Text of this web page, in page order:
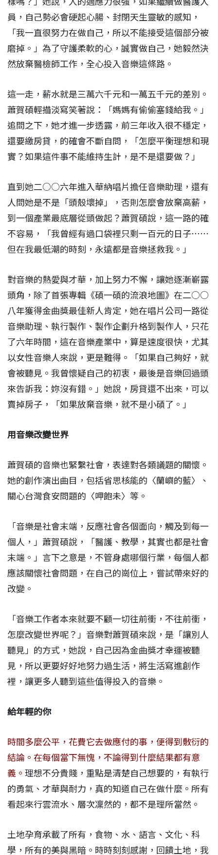
員，自己勢必會硬起心腸、封閉天生靈敏的感知，
「我一直很努力在做自己，所以不能接受這個部分被
磨掉。」為了守護柔軟的心，誠實做自己，她毅然決
然放棄醫檢師工作，全心投入音樂這條路。
這一走，薪水就是三萬六千元和一萬五千元的差別。
蕭賀碩輕描淡寫笑著說：「媽媽有偷偷塞錢給我。」
追問之下，她才進一步透露，前三年收入很不穩定，
還要繳房貸，的確會不斷自問，「怎麼平衡理想和現
實？如果這件事不能維持生計，是不是還要做？」
直到她二○○六年進入華納唱片擔任音樂助理，還有
人問她是不是「頭殼壞掉」，否則怎麼會放棄高薪，
到一個產業最底層從頭做起？蕭賀碩說，這一路的確
不容易，「我曾經有過口袋裡只剩一百元的日子⋯⋯
但在我最低潮的時刻，永遠都是音樂拯救我。」
對音樂的熱愛與才華，加上努力不懈，讓她逐漸嶄露
頭角，除了首張專輯《碩一碩的流浪地圖》在二○○
八年獲得金曲獎最佳新人肯定，她在唱片公司一路從
音樂助理、執行製作、製作企劃升格到製作人，只花
了六年時間，這在音樂產業中，算是速度很快，尤其
以女性音樂人來說，更是難得。「如果自己夠好，就
會被聽見。我曾懷疑自己的初衷，最後是音樂回過頭
來告訴我：妳沒有錯。」她說，房貸還不出來，可以
賣掉房子，「如果放棄音樂，就不是小碩了。」
用音樂改變世界
蕭賀碩的音樂也緊繫社會，表達對各類議題的關懷。
她的創作演出曲目，包括省思核能的〈蘭嶼的藍〉、
關心台灣食安問題的〈呷飽未〉等。
「音樂是社會末端，反應社會各個面向，觸及到每一
個人，」蕭賀碩說，「醫護、教學，其實也都是社會
末端。」言下之意是，不管身處哪個行業，每個人都
應該關懷社會問題，在自己的崗位上，嘗試帶來好的
改變。
「音樂工作者本來就要不顧一切往前衝，不往前衝，
怎麼改變世界呢？」音樂對蕭賀碩來說，是「讓別人
聽見」的方式，她說，自己因為金曲獎才幸運被聽
見，所以更要好好地努力過生活，將生活寫進創作
裡，讓更多人聽到這些值得投入的音樂。
給年輕的你
時間多麼公平，花費它去做應付的事，便得到敷衍的
結論。在每個當下無愧，不論得到什麼結果都有意
義。 理想不分貴賤，重點是清楚自己想要的，有執行
的勇氣、才華與耐力，真的知道自己在做什麼。所有
看起來行雲流水、層次凜然的，都不是理所當然。
土地孕育承載了所有，食物、水、語言、文化、科
學，所有的美與黑暗。時時刻刻感謝，回饋土地，我